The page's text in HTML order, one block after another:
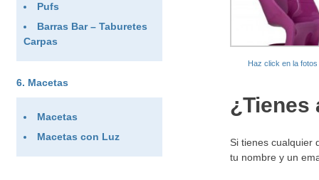
Haz click en la
¿Tienes
Si tienes cualquier
tu nombre y un
Pufs
Barras Bar – Taburetes
Carpas
Macetas
Macetas
Macetas con Luz